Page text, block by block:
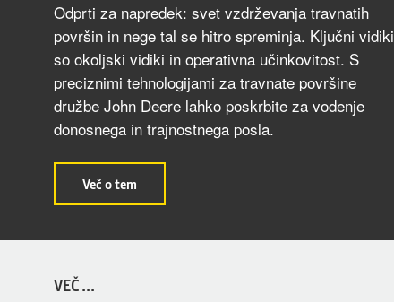
Odprti za napredek: svet vzdrževanja travnatih
površin in nege tal se hitro spreminja. Ključni vidiki
so okoljski vidiki in operativna učinkovitost. S
preciznimi tehnologijami za travnate površine
družbe John Deere lahko poskrbite za vodenje
donosnega in trajnostnega posla.
Več o tem
OPREMO
VEČ ...